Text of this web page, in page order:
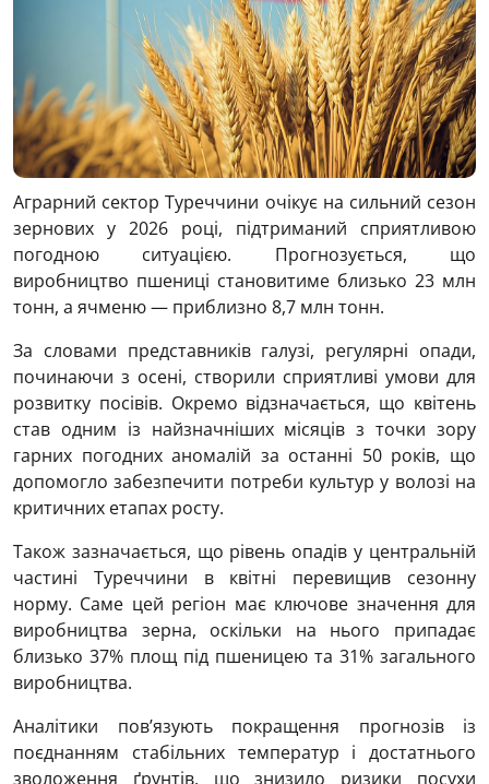
Аграрний сектор Туреччини очікує на сильний сезон
зернових у 2026 році, підтриманий сприятливою
погодною ситуацією. Прогнозується, що
виробництво пшениці становитиме близько 23 млн
тонн, а ячменю — приблизно 8,7 млн тонн.
За словами представників галузі, регулярні опади,
починаючи з осені, створили сприятливі умови для
розвитку посівів. Окремо відзначається, що квітень
став одним із найзначніших місяців з точки зору
гарних погодних аномалій за останні 50 років, що
допомогло забезпечити потреби культур у волозі на
критичних етапах росту.
Також зазначається, що рівень опадів у центральній
частині Туреччини в квітні перевищив сезонну
норму. Саме цей регіон має ключове значення для
виробництва зерна, оскільки на нього припадає
близько 37% площ під пшеницею та 31% загального
виробництва.
Аналітики пов’язують покращення прогнозів із
поєднанням стабільних температур і достатнього
зволоження ґрунтів, що знизило ризики посухи